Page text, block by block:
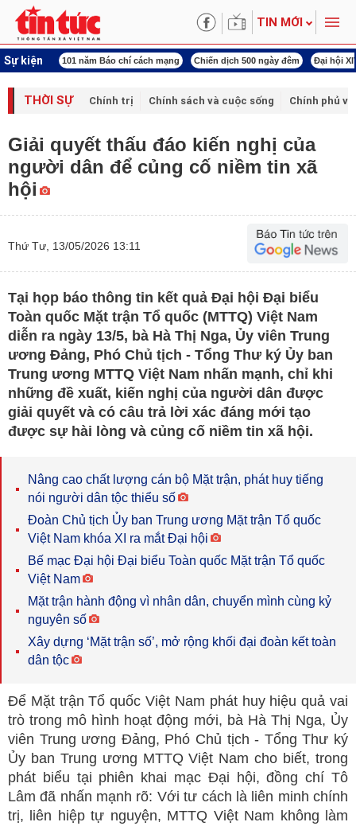
TIN MỚI
Sự kiện
mạng Chiến dịch 500 ngày đêm Đại hội XIV Công đoàn Việt Nam
THỜI SỰ Chính trị Chính sách và cuộc sống Chính phủ
Giải quyết thấu đáo kiến nghị của
người dân để củng cố niềm tin xã
hội
Thứ Tư, 13/05/2026 13:11
Tại họp báo thông tin kết quả Đại hội Đại biểu
Toàn quốc Mặt trận Tổ quốc (MTTQ) Việt Nam
diễn ra ngày 13/5, bà Hà Thị Nga, Ủy viên Trung
ương Đảng, Phó Chủ tịch - Tổng Thư ký Ủy ban
Trung ương MTTQ Việt Nam nhấn mạnh, chỉ khi
những đề xuất, kiến nghị của người dân được
giải quyết và có câu trả lời xác đáng mới tạo
được sự hài lòng và củng cố niềm tin xã hội.
Nâng cao chất lượng cán bộ Mặt trận, phát huy tiếng
nói người dân tộc thiểu số
Đoàn Chủ tịch Ủy ban Trung ương Mặt trận Tổ quốc
Việt Nam khóa XI ra mắt Đại hội
Bế mạc Đại hội Đại biểu Toàn quốc Mặt trận Tổ quốc
Việt Nam
Mặt trận hành động vì nhân dân, chuyển mình cùng kỷ
nguyên số
Xây dựng ‘Mặt trận số’, mở rộng khối đại đoàn kết toàn
dân tộc
Để Mặt trận Tổ quốc Việt Nam phát huy hiệu quả vai
trò trong mô hình hoạt động mới, bà Hà Thị Nga, Ủy
viên Trung ương Đảng, Phó Chủ tịch - Tổng Thư ký
Ủy ban Trung ương MTTQ Việt Nam cho biết, trong
phát biểu tại phiên khai mạc Đại hội, đồng chí Tô
Lâm đã nhấn mạnh rõ: Với tư cách là liên minh chính
trị, liên hiệp tự nguyện, MTTQ Việt Nam không làm